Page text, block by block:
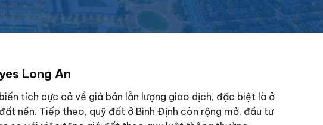
Long An
tích cực cả về giá bán lẫn lượng giao dịch, đặc biệt là ở
nền. Tiếp theo, quỹ đất ở Bình Định còn rộng mở, đầu tư